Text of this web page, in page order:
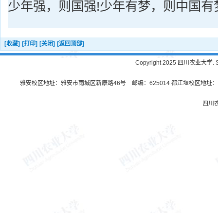
少年强，则国强!少年有梦，则中国有
[收藏] [打印] [关闭] [返回顶部]
Copyright 2025 四川农业大学.
雅安校区地址：雅安市雨城区新康路46号 邮编：625014 都江堰校区地址
四川